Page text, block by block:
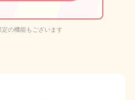
の機能もございます